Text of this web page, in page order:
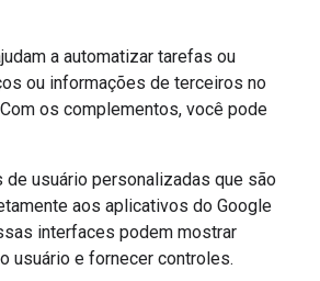
a automatizar tarefas ou
ou informações de terceiros no
os complementos, você pode
de usuário personalizadas que são
aos aplicativos do Google
interfaces podem mostrar
usuário e fornecer controles.